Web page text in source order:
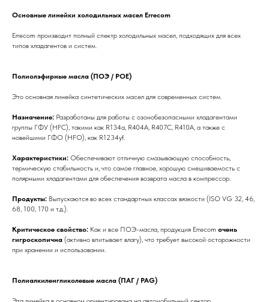
Основные линейки холодильных масел Errecom
Errecom производит полный спектр холодильных масел, подходящих для всех
типов хладагентов и систем.
Полиолэфирные масла (ПОЭ / POE)
Это основная линейка синтетических масел для современных систем.
Назначение: Разработаны для работы с озонобезопасными хладагентами
группы ГФУ (HFC), такими как R134a, R404A, R407C, R410A, а также с
новейшими ГФО (HFO), как R1234yf.
Характеристики: Обеспечивают отличную смазывающую способность,
термическую стабильность и, что самое главное, хорошую смешиваемость с
полярными хладагентами для обеспечения возврата масла в компрессор.
Продукты: Выпускаются во всех стандартных классах вязкости (ISO VG 32, 46,
68, 100, 170 и т.д.).
Критическое свойство: Как и все ПОЭ-масла, продукция Errecom очень
гигроскопична (активно впитывает влагу), что требует высокой осторожности
при хранении и использовании.
Полиалкиленгликолевые масла (ПАГ / PAG)